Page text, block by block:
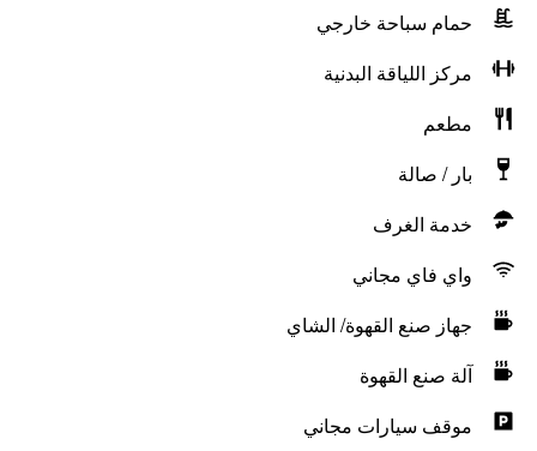
حمام سباحة خارجي
مركز اللياقة البدنية
مطعم
بار / صالة
خدمة الغرف
واي فاي مجاني
جهاز صنع القهوة/ الشاي
آلة صنع القهوة
موقف سيارات مجاني